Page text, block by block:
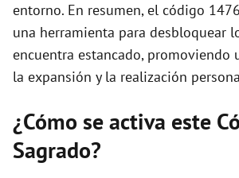
entorno. En resumen, el código
una herramienta para desbloquear
encuentra estancado, promoviendo
la expansión y la realización
¿Cómo se activa este
Sagrado?